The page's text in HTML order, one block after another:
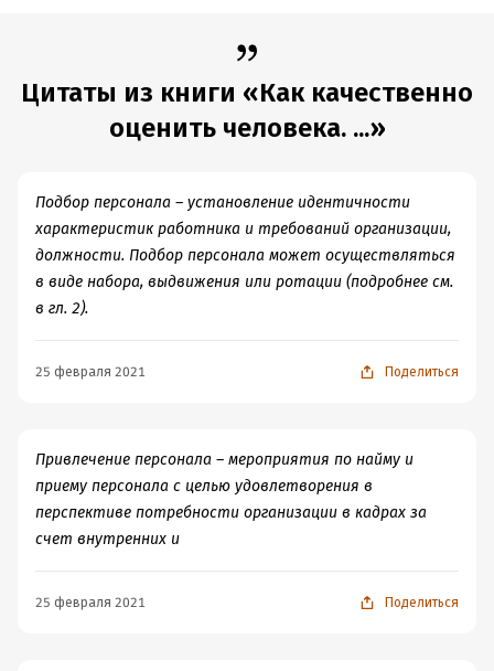
Цитаты из книги «Как качественно
оценить человека. ...»
Подбор персонала – установление идентичности
характеристик работника и требований организации,
должности. Подбор персонала может осуществляться
в виде набора, выдвижения или ротации (подробнее см.
в гл. 2).
25 февраля 2021 Поделиться
Привлечение персонала – мероприятия по найму и
приему персонала с целью удовлетворения в
перспективе потребности организации в кадрах за
счет внутренних и
25 февраля 2021 Поделиться